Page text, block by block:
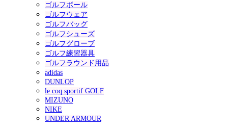
ゴルフボール
ゴルフウェア
ゴルフバッグ
ゴルフシューズ
ゴルフグローブ
ゴルフ練習器具
ゴルフラウンド用品
adidas
DUNLOP
le coq sportif GOLF
MIZUNO
NIKE
UNDER ARMOUR